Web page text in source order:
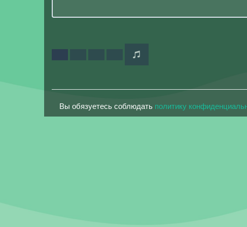
Вы обязуетесь соблюдать политику